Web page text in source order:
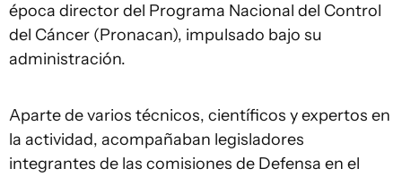
época director del Programa Nacional del Control
del Cáncer (Pronacan), impulsado bajo su
administración.
Aparte de varios técnicos, científicos y expertos en
la actividad, acompañaban legisladores
integrantes de las comisiones de Defensa en el